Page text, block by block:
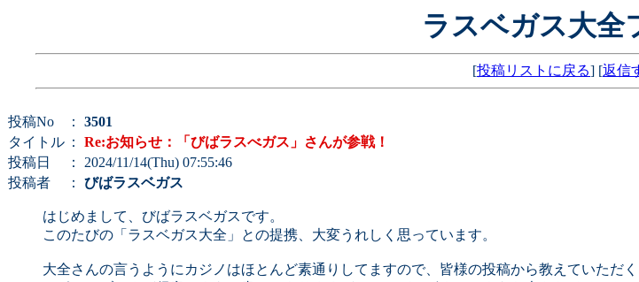
ラスベガス大全
[投稿リストに戻る] [返信
投稿No ： 3501
タイトル ： Re:お知らせ：「びばラスべガス」さんが参戦！
投稿日
： 2024/11/14(Thu) 07:55:46
投稿者
： びばラスベガス
はじめまして、びばラスベガスです。
このたびの「ラスベガス大全」との提携、大変うれしく思っています。
大全さんの言うようにカジノはほとんど素通りしてますので、皆様の投稿から教えていただく